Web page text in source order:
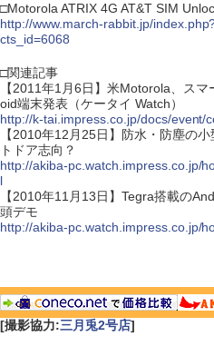
□Motorola ATRIX 4G AT&T SIM
http://www.march-rabbit.jp/
cts_id=6068
□関連記事
【2011年1月6日】米Motorola、ス
oid端末発表（ケータイ Watch）
http://k-tai.impress.co.jp/docs/event/
【2010年12月25日】防水・防塵の
トドア志向？
http://akiba-pc.watch.impress.co.jp/
l
【2010年11月13日】Tegra搭載の
頭デモ
http://akiba-pc.watch.impress.co.jp/
[撮影協力:三月兎2号店]